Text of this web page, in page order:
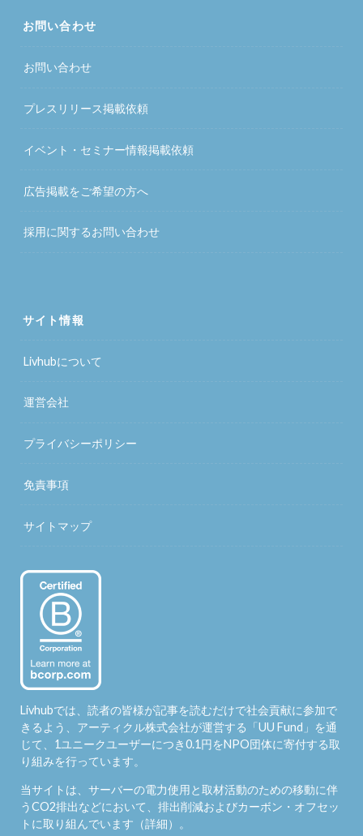
お問い合わせ
お問い合わせ
プレスリリース掲載依頼
イベント・セミナー情報掲載依頼
広告掲載をご希望の方へ
採用に関するお問い合わせ
サイト情報
Livhubについて
運営会社
プライバシーポリシー
免責事項
サイトマップ
Livhubでは、読者の皆様が記事を読むだけで社会貢献に参加で
きるよう、アーティクル株式会社が運営する「UU Fund 」を通
じて、1ユニークユーザーにつき0.1円をNPO団体に寄付する取
り組みを行っています。
当サイトは、サーバーの電力使用と取材活動のための移動に伴
うCO2排出などにおいて、排出削減およびカーボン・オフセッ
トに取り組んでいます（詳細）。